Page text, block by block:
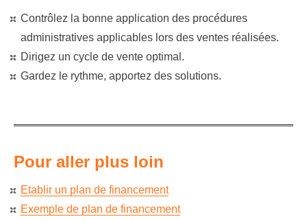
Contrôlez la bonne application des procédures
administratives applicables lors des ventes réalisées.
Dirigez un cycle de vente optimal.
Gardez le rythme, apportez des solutions.
Pour aller plus loin
Etablir un plan de financement
Exemple de plan de financement